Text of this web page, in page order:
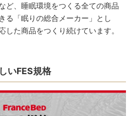
ど、睡眠環境をつくる全ての商品
る「眠りの総合メーカー」とし
した商品をつくり続けています。
いFES規格